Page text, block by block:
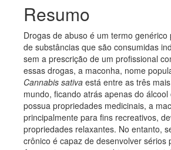
Resumo
Drogas de abuso é um termo genérico
de substâncias que são consumidas
sem a prescrição de um profissional
essas drogas, a maconha, nome
Cannabis sativa está entre as três
mundo, ficando atrás apenas do
possua propriedades medicinais, a
principalmente para fins recreativos,
propriedades relaxantes. No entanto,
crônico é capaz de desenvolver sérios